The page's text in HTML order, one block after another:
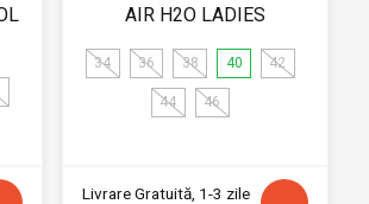
AIR H2O LADIES
34 36 38 40 42
44 46
Livrare Gratuită, 1-3 zile